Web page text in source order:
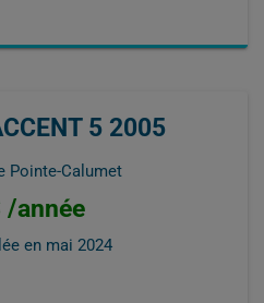
5 2005
Pointe-Calumet
/année
en mai 2024